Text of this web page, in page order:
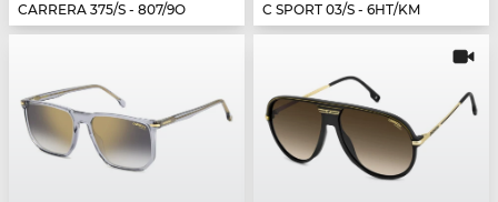
CARRERA 375/S - 807/9O
C SPORT 03/S - 6HT/KM